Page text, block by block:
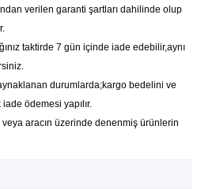
verilen garanti şartları dahilinde olup
taktirde 7 gün içinde iade edebilir,aynı
durumlarda;kargo bedelini ve
ödemesi yapılır.
aracın üzerinde denenmiş ürünlerin